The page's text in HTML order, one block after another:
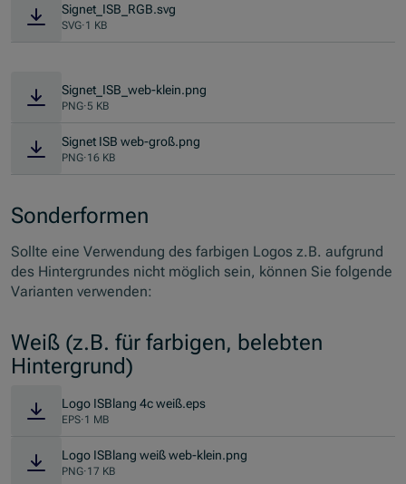
Signet_ISB_RGB.svg
SVG·1 KB
Signet_ISB_web-klein.png
PNG·5 KB
Signet ISB web-groß.png
PNG·16 KB
Sonderformen
Sollte eine Verwendung des farbigen Logos z.B. aufgrund
des Hintergrundes nicht möglich sein, können Sie folgende
Varianten verwenden:
Weiß (z.B. für farbigen, belebten
Hintergrund)
Logo ISBlang 4c weiß.eps
EPS·1 MB
Logo ISBlang weiß web-klein.png
PNG·17 KB